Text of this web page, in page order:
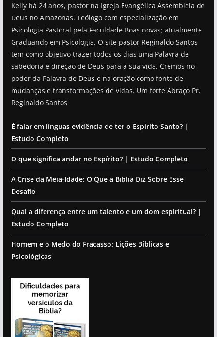
Kelly há 24 anos, pastor na Igreja Evangélica Assembleia de
Deus no Amazonas. Teólogo com especialização em
Psicologia Pastoral pela Faculdade Boas novas; atualmente
Graduando em Psicologia. O site pastor Reginaldo Santos
tem como objetivo trazer todos os dias uma Palavra de
sabedoria e direção de Deus para a sua vida. Cremos no
poder da Palavra de Deus e na oração como fonte de
mudanças e transformações de vidas. Um forte Abraço Pr.
Reginaldo Santos
É falar em línguas evidência de ter o Espírito Santo? |
Estudo Completo
O que significa andar no Espírito? | Estudo Completo
A Crise da Meia-Idade: O Que a Bíblia Diz Sobre Esse
Desafio
Qual a diferença entre um talento e um dom espiritual? |
Estudo Completo
Homem e o Medo do Fracasso: Lições Bíblicas e
Psicológicas